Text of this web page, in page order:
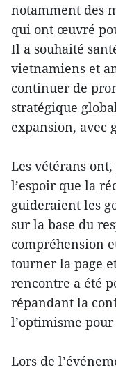
notamment des
qui ont œuvré
Il a souhaité
vietnamiens et
continuer de
stratégique
expansion, avec
Les vétérans
l’espoir que la
guideraient les
sur la base du
compréhension
tourner la page
rencontre a été
répandant la
l’optimisme
Lors de